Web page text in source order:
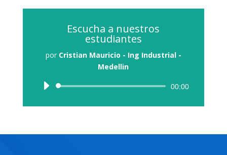
Escucha a nuestros
estudiantes
por Cristian Mauricio - Ing Industrial -
Medellin
Reproductor
00:00